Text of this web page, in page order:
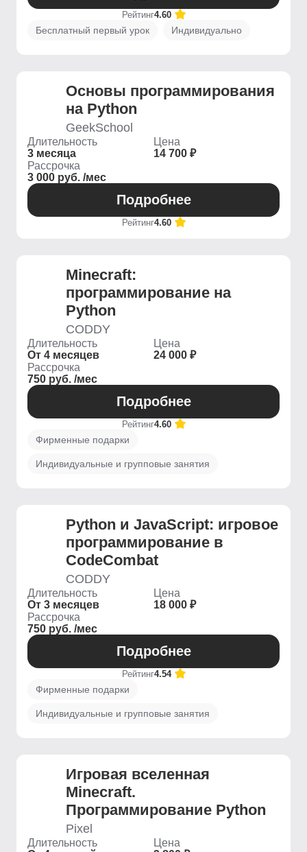
Рейтинг4.60
Бесплатный первый урок Индивидуально
Основы программирования
на Python
GeekSchool
Длительность
3 месяца
Цена
14 700 ₽
Рассрочка
3 000 руб. /мес
Подробнее
Рейтинг4.60
Minecraft:
программирование на
Python
CODDY
Длительность
От 4 месяцев
Цена
24 000 ₽
Рассрочка
750 руб. /мес
Подробнее
Рейтинг4.60
Фирменные подарки
Индивидуальные и групповые занятия
Python и JavaScript: игровое
программирование в
CodeCombat
CODDY
Длительность
От 3 месяцев
Цена
18 000 ₽
Рассрочка
750 руб. /мес
Подробнее
Рейтинг4.54
Фирменные подарки
Индивидуальные и групповые занятия
Игровая вселенная
Minecraft.
Программирование Python
Pixel
Длительность
Цена